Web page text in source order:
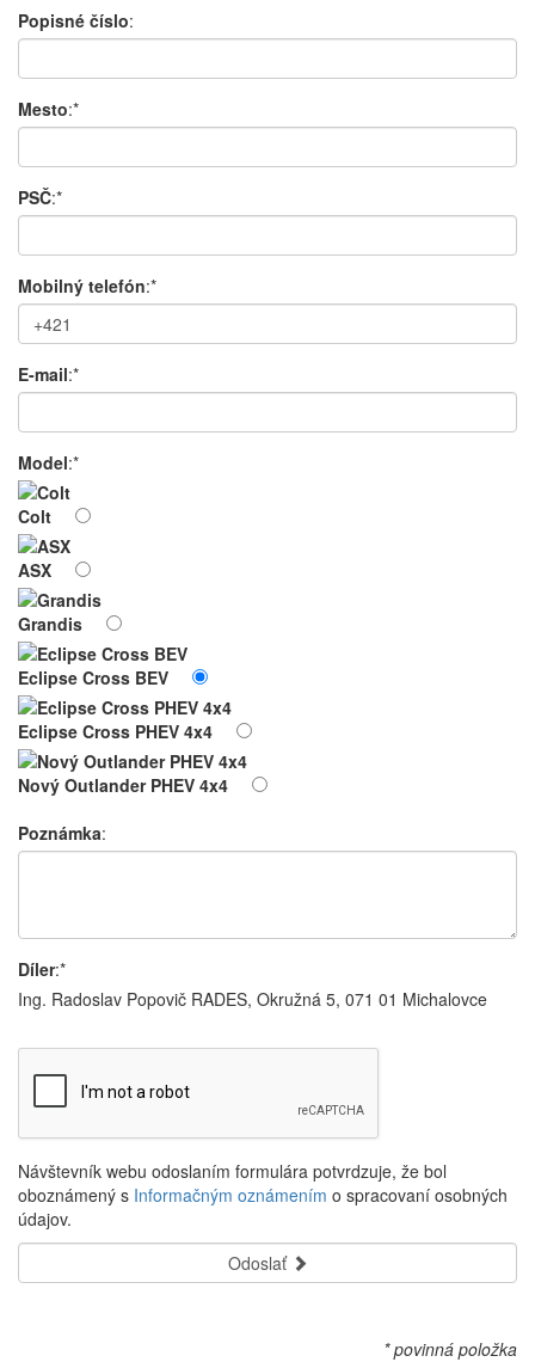
Popisné číslo:
Mesto:*
PSČ:*
Mobilný telefón:*
E-mail:*
Model:*
Colt
ASX
Grandis
Eclipse Cross BEV
Eclipse Cross PHEV 4x4
Nový Outlander PHEV 4x4
Poznámka:
Díler:*
Ing. Radoslav Popovič RADES, Okružná 5, 071 01 Michalovce
Návštevník webu odoslaním formulára potvrdzuje, že bol
oboznámený s Informačným oznámením o spracovaní osobných
údajov.
Odoslať
* povinná položka